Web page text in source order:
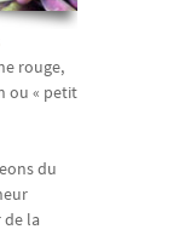
rouge,
ou « petit
du
la